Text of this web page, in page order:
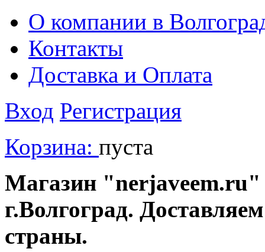
О компании в
Контакты
Доставка и Оплата
Вход Регистрация
Корзина: пуста
Магазин "nerjaveem.ru"
г.Волгоград.
страны.